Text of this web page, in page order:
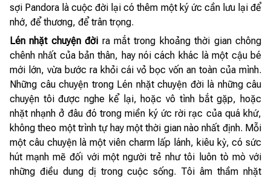
sợi Pandora là cuộc đời lại có thêm một ký ức cần lưu lại để
nhớ, để thương, để trân trọng.
Lén nhặt chuyện đời ra mắt trong khoảng thời gian chông
chênh nhất của bản thân, hay nói cách khác là một cậu bé
mới lớn, vừa bước ra khỏi cái vỏ bọc vốn an toàn của mình.
Những câu chuyện trong Lén nhặt chuyện đời là những câu
chuyện tôi được nghe kể lại, hoặc vô tình bắt gặp, hoặc
nhặt nhạnh ở đâu đó trong miền ký ức rời rạc của quá khứ,
không theo một trình tự hay một thời gian nào nhất định. Mỗi
một câu chuyện là một viên charm lấp lánh, kiêu kỳ, có sức
hút mạnh mẽ đối với một người trẻ như tôi luôn tò mò với
những điều dung dị trong cuộc sống. Tôi âm thầm nhặt